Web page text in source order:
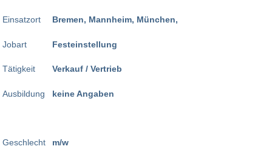
Einsatzort
Jobart
Tätigkeit
Ausbildung
Geschlecht
Bremen, Mannheim, München,
Festeinstellung
Verkauf / Vertrieb
keine Angaben
m/w